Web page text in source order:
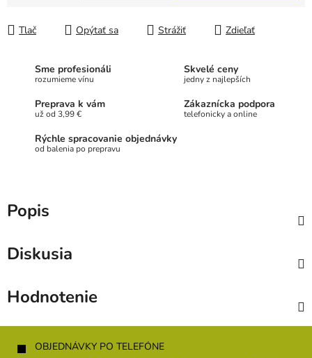
Tlač Opýtať sa Strážiť Zdieľať
Sme profesionáli
rozumieme vínu
Skvelé ceny
jedny z najlepších
Preprava k vám
už od 3,99 €
Zákaznícka podpora
telefonicky a online
Rýchle spracovanie objednávky
od balenia po prepravu
Popis
Diskusia
Hodnotenie
OBJEDNÁVKY PO TELEFÓNE